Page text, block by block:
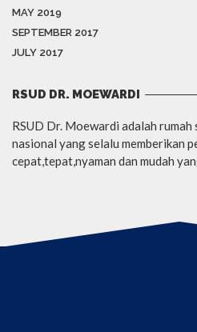
MAY 2019
SEPTEMBER 2017
JULY 2017
RSUD DR. MOEWARDI
RSUD Dr. Moewardi adalah
nasional yang selalu memberikan
cepat,tepat,nyaman dan mudah